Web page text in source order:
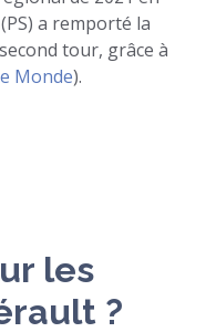
a remporté la
tour, grâce à
Monde).
les
?